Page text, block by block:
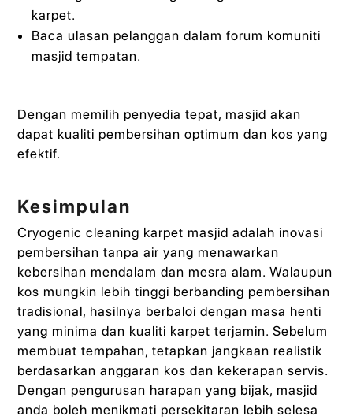
karpet.
Baca ulasan pelanggan dalam forum komuniti
masjid tempatan.
Dengan memilih penyedia tepat, masjid akan
dapat kualiti pembersihan optimum dan kos yang
efektif.
Kesimpulan
Cryogenic cleaning karpet masjid adalah inovasi
pembersihan tanpa air yang menawarkan
kebersihan mendalam dan mesra alam. Walaupun
kos mungkin lebih tinggi berbanding pembersihan
tradisional, hasilnya berbaloi dengan masa henti
yang minima dan kualiti karpet terjamin. Sebelum
membuat tempahan, tetapkan jangkaan realistik
berdasarkan anggaran kos dan kekerapan servis.
Dengan pengurusan harapan yang bijak, masjid
anda boleh menikmati persekitaran lebih selesa